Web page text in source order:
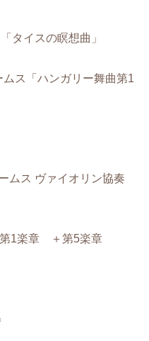
タイスの瞑想曲」
ス「ハンガリー舞曲第1
ムス ヴァイオリン協奏
1楽章 ＋第5楽章